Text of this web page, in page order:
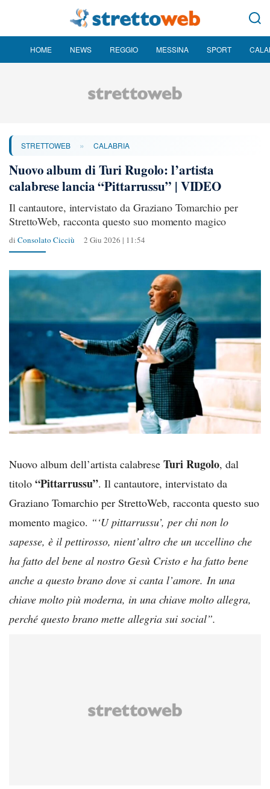
HOME NEWS REGGIO MESSINA SPORT
STRETTOWEB » CALABRIA
Nuovo album di Turi Rugolo: l’artista
calabrese lancia “Pittarrussu” | VIDEO
Il cantautore, intervistato da Graziano Tomarchio per
StrettoWeb, racconta questo suo momento magico
di Consolato Cicciù 2 Giu 2026 | 11:54
Nuovo album dell’artista calabrese Turi Rugolo, dal
titolo “Pittarrussu”. Il cantautore, intervistato da
Graziano Tomarchio per StrettoWeb, racconta questo suo
momento magico. “‘U pittarrussu’, per chi non lo
sapesse, è il pettirosso, nient’altro che un uccellino che
ha fatto del bene al nostro Gesù Cristo e ha fatto bene
anche a questo brano dove si canta l’amore. In una
chiave molto più moderna, in una chiave molto allegra,
perché questo brano mette allegria sui social”.